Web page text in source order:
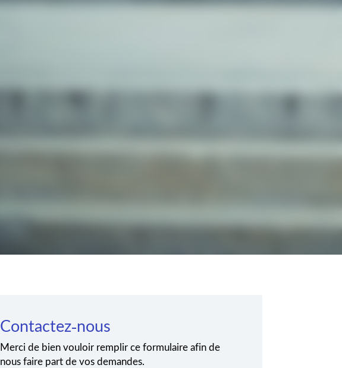
Contactez-nous
Merci de bien vouloir remplir ce formulaire afin de
nous faire part de vos demandes.